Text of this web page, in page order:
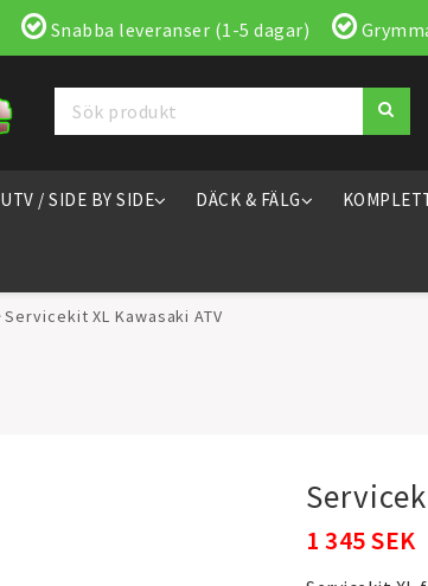
Snabba leveranser (1-5 dagar)
UTV / SIDE BY SIDE DÄCK & FÄLG
Servicekit XL Kawasaki ATV
1 345 SEK